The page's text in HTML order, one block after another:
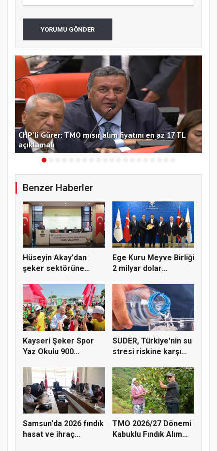
YORUMU GÖNDER
CHP'li Gürer: TMO mısır alım fiyatını en az 17 TL
açıklamalı
Benzer Haberler
Hüseyin Akay'dan
şeker sektörüne
Ege Kuru Meyve Birliği
2 milyar dolar
Kayseri Şeker Spor
Yaz Okulu 900
SUDER, Türkiye'nin su
stresi riskine karşı
Samsun'da 2026 fındık
hasat ve ihraç
TMO 2026/27 Dönemi
Kabuklu Fındık Alım